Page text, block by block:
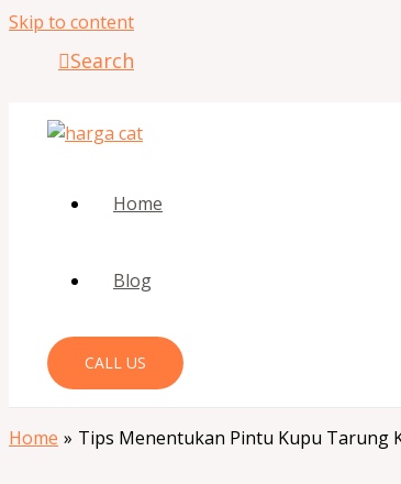
Skip to content
Search
Home
Blog
CALL US
Home Tips Menentukan Pintu Kupu Tarung